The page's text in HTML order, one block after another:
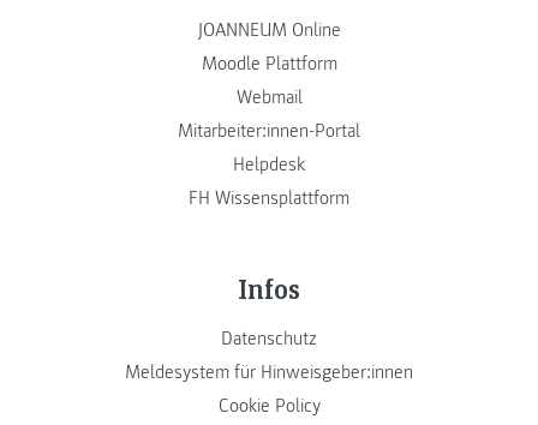
JOANNEUM Online
Moodle Plattform
Webmail
Mitarbeiter:innen-Portal
Helpdesk
FH Wissensplattform
Infos
Datenschutz
Meldesystem für Hinweisgeber:innen
Cookie Policy